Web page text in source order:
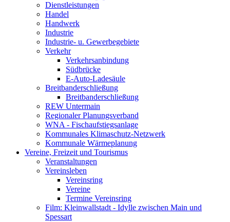
Dienstleistungen
Handel
Handwerk
Industrie
Industrie- u. Gewerbegebiete
Verkehr
Verkehrsanbindung
Südbrücke
E-Auto-Ladesäule
Breitbanderschließung
Breitbanderschließung
REW Untermain
Regionaler Planungsverband
WNA - Fischaufstiegsanlage
Kommunales Klimaschutz-Netzwerk
Kommunale Wärmeplanung
Vereine, Freizeit und Tourismus
Veranstaltungen
Vereinsleben
Vereinsring
Vereine
Termine Vereinsring
Film: Kleinwallstadt - Idylle zwischen Main und
Spessart